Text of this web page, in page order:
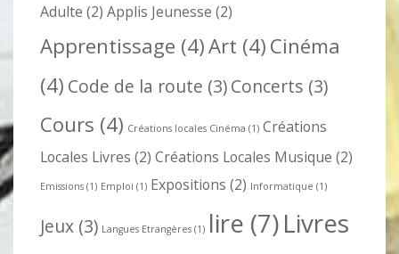
Adulte (2) Applis Jeunesse (2)
Apprentissage (4)Art (4) Cinéma
(4) Code de la route (3)Concerts (3)
Cours (4) Créations locales Cinéma (1) Créations
Locales Livres (2) Créations Locales Musique (2)
Emissions (1) Emploi (1) Expositions (2) Informatique (1)
Jeux (3) Langues Etrangères (1) lire (7)Livres